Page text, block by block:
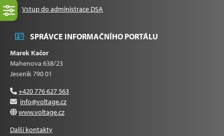
Vstup do administrace DSA
SPRÁVCE INFORMAČNÍHO PORTÁLU
Marek Kačor
Mahenova 638/23
Jeseník 790 01
+420 776 627 563
info@voltage.cz
www.voltage.cz
Další kontakty